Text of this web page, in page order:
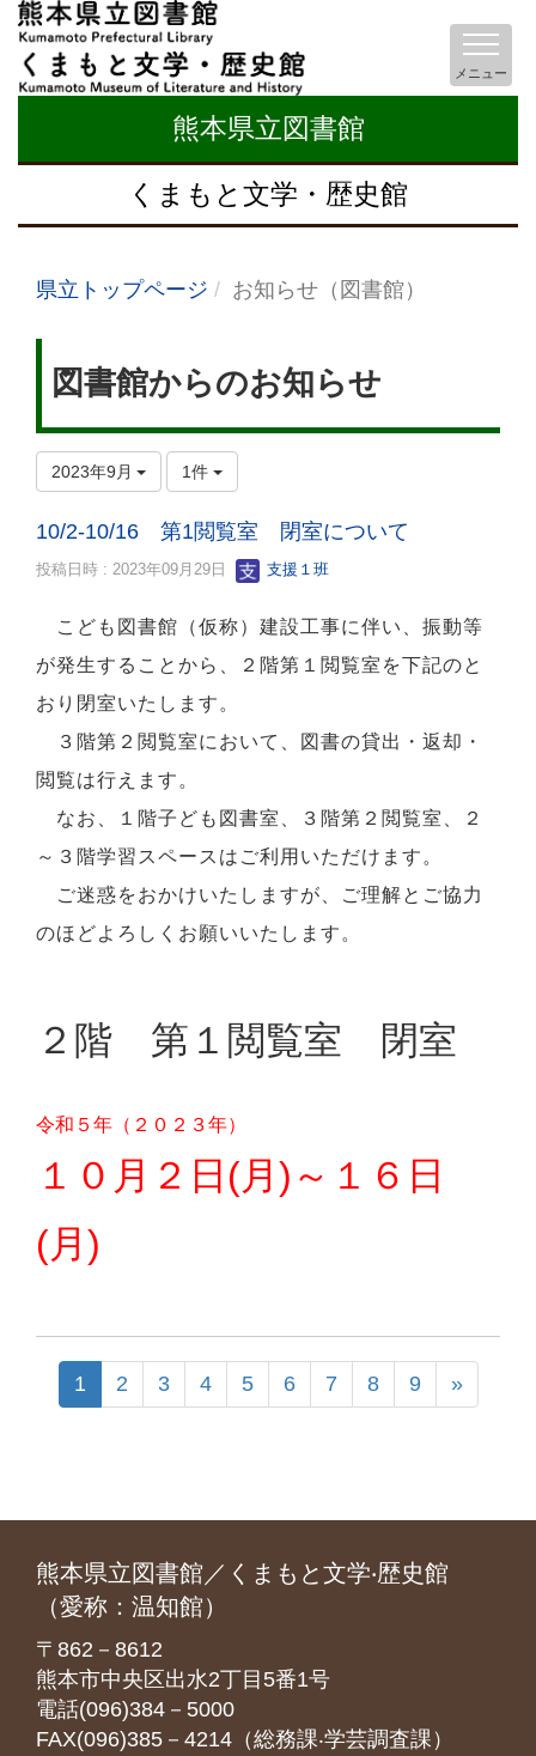
熊本県立図書館
くまもと文学・歴史館
メニュー
県立トップページ お知らせ（図書館）
図書館からのお知らせ
2023年9月 1件
10/2-10/16 第1閲覧室 閉室について
投稿日時 : 2023年09月29日 支援１班
こ ども図書館（仮称）建設工事に伴い、振動等
が発生することから、２階第１閲覧室を下記のと
おり閉室いたします。
３階第２閲覧室において、図書の貸出・返却・
閲覧は行えます。
なお、１階子ども図書室、３階第２閲覧室、２
～３階学習スペースはご利用いただけます。
ご迷惑をおかけいたしますが、ご理解とご協力
のほどよろしくお願いいたします。
２階 第１閲覧室 閉室
令和５年（２０２３年）
１０月２日(月)～１６日
(月)
1 2 3 4 5 6 7 8 9 »
熊本県立図書館／くまもと文学‧歴史館
（愛称：温知館）
〒862－8612
熊本市中央区出水2丁目5番1号
電話(096)384－5000
FAX(096)385－4214（総務課‧学芸調査課）